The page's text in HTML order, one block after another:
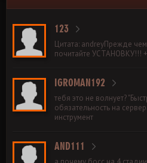
123
Цитата: andreyПрежде
почитайте УСТАНОВКУ!!! +
IGROMAN192
тебя это не волнует?
обязательность на
инструмент
AND111